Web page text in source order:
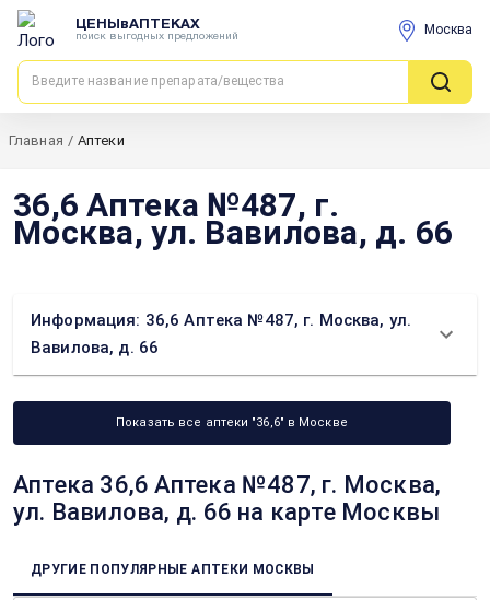
ЦЕНЫвАПТЕКАХ
поиск выгодных предложений Москва
Главная / Аптеки
36,6 Аптека №487, г.
Москва, ул. Вавилова, д. 66
Информация: 36,6 Аптека №487, г. Москва, ул.
Вавилова, д. 66
Показать все аптеки "36,6" в Москве
Аптека 36,6 Аптека №487, г. Москва,
ул. Вавилова, д. 66 на карте Москвы
ДРУГИЕ ПОПУЛЯРНЫЕ АПТЕКИ МОСКВЫ